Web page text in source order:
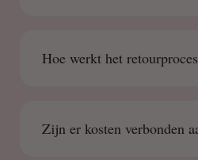
Hoe werkt het
Zijn er kosten verbonden